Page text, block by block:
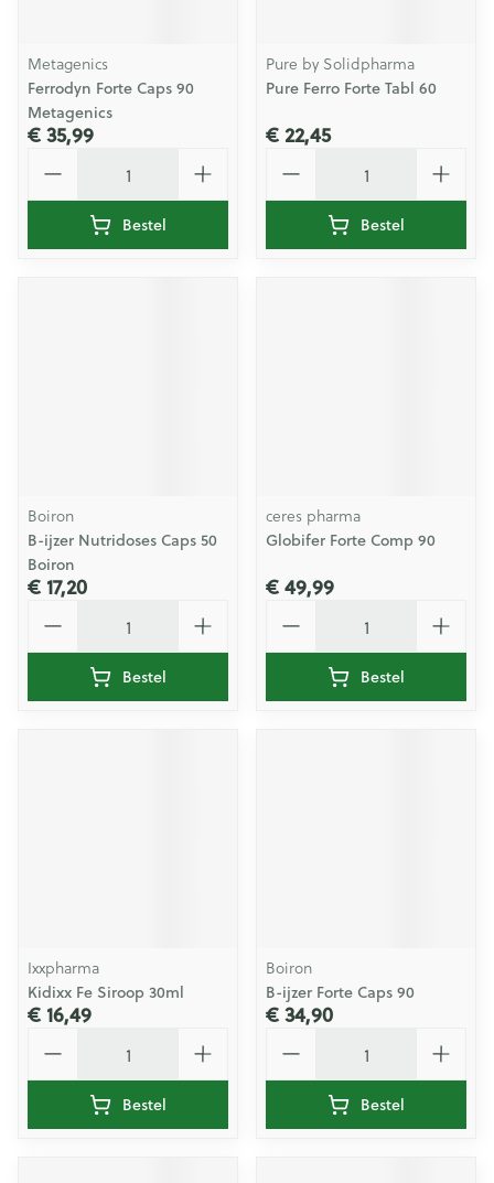
Metagenics
Ferrodyn Forte Caps 90
Metagenics
€ 35,99
Bestel
Pure by Solidpharma
Pure Ferro Forte Tabl 60
€ 22,45
Bestel
Boiron
B-ijzer Nutridoses Caps 50
Boiron
€ 17,20
Bestel
ceres pharma
Globifer Forte Comp 90
€ 49,99
Bestel
Ixxpharma
Kidixx Fe Siroop 30ml
€ 16,49
Bestel
Boiron
B-ijzer Forte Caps 90
€ 34,90
Bestel